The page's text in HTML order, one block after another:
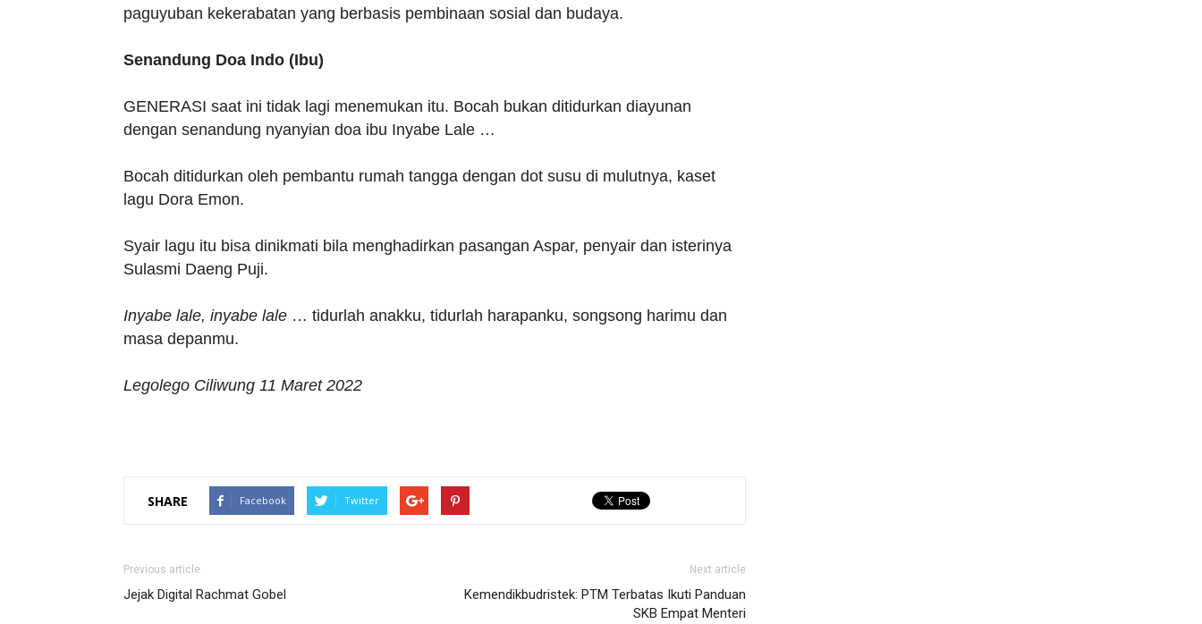
paguyuban kekerabatan yang berbasis pembinaan sosial dan budaya.
Senandung Doa Indo (Ibu)
GENERASI saat ini tidak lagi menemukan itu. Bocah bukan ditidurkan diayunan
dengan senandung nyanyian doa ibu Inyabe Lale …
Bocah ditidurkan oleh pembantu rumah tangga dengan dot susu di mulutnya, kaset
lagu Dora Emon.
Syair lagu itu bisa dinikmati bila menghadirkan pasangan Aspar, penyair dan isterinya
Sulasmi Daeng Puji.
Inyabe lale, inyabe lale … tidurlah anakku, tidurlah harapanku, songsong harimu dan
masa depanmu.
Legolego Ciliwung 11 Maret 2022
SHARE Facebook Twitter
Previous article
Jejak Digital Rachmat Gobel
Next article
Kemendikbudristek: PTM Terbatas Ikuti Panduan
SKB Empat Menteri